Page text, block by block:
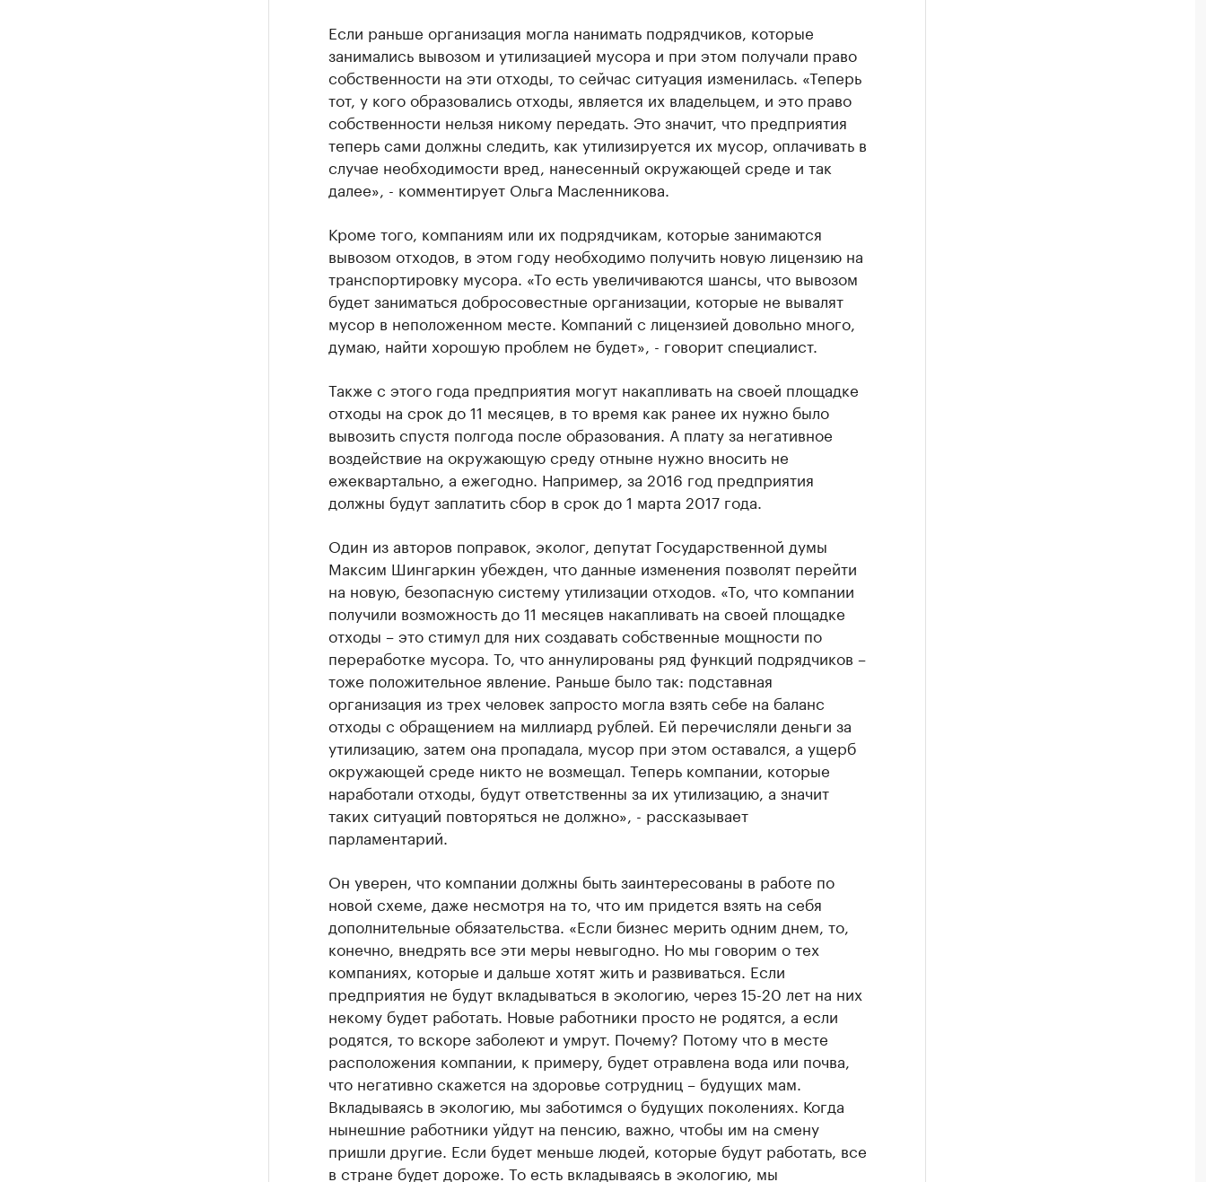
Если раньше организация могла нанимать подрядчиков, которые
занимались вывозом и утилизацией мусора и при этом получали право
собственности на эти отходы, то сейчас ситуация изменилась. «Теперь
тот, у кого образовались отходы, является их владельцем, и это право
собственности нельзя никому передать. Это значит, что предприятия
теперь сами должны следить, как утилизируется их мусор, оплачивать в
случае необходимости вред, нанесенный окружающей среде и так
далее», - комментирует Ольга Масленникова.
Кроме того, компаниям или их подрядчикам, которые занимаются
вывозом отходов, в этом году необходимо получить новую лицензию на
транспортировку мусора. «То есть увеличиваются шансы, что вывозом
будет заниматься добросовестные организации, которые не вывалят
мусор в неположенном месте. Компаний с лицензией довольно много,
думаю, найти хорошую проблем не будет», - говорит специалист.
Также с этого года предприятия могут накапливать на своей площадке
отходы на срок до 11 месяцев, в то время как ранее их нужно было
вывозить спустя полгода после образования. А плату за негативное
воздействие на окружающую среду отныне нужно вносить не
ежеквартально, а ежегодно. Например, за 2016 год предприятия
должны будут заплатить сбор в срок до 1 марта 2017 года.
Один из авторов поправок, эколог, депутат Государственной думы
Максим Шингаркин убежден, что данные изменения позволят перейти
на новую, безопасную систему утилизации отходов. «То, что компании
получили возможность до 11 месяцев накапливать на своей площадке
отходы – это стимул для них создавать собственные мощности по
переработке мусора. То, что аннулированы ряд функций подрядчиков –
тоже положительное явление. Раньше было так: подставная
организация из трех человек запросто могла взять себе на баланс
отходы с обращением на миллиард рублей. Ей перечисляли деньги за
утилизацию, затем она пропадала, мусор при этом оставался, а ущерб
окружающей среде никто не возмещал. Теперь компании, которые
наработали отходы, будут ответственны за их утилизацию, а значит
таких ситуаций повторяться не должно», - рассказывает
парламентарий.
Он уверен, что компании должны быть заинтересованы в работе по
новой схеме, даже несмотря на то, что им придется взять на себя
дополнительные обязательства. «Если бизнес мерить одним днем, то,
конечно, внедрять все эти меры невыгодно. Но мы говорим о тех
компаниях, которые и дальше хотят жить и развиваться. Если
предприятия не будут вкладываться в экологию, через 15-20 лет на них
некому будет работать. Новые работники просто не родятся, а если
родятся, то вскоре заболеют и умрут. Почему? Потому что в месте
расположения компании, к примеру, будет отравлена вода или почва,
что негативно скажется на здоровье сотрудниц – будущих мам.
Вкладываясь в экологию, мы заботимся о будущих поколениях. Когда
нынешние работники уйдут на пенсию, важно, чтобы им на смену
пришли другие. Если будет меньше людей, которые будут работать, все
в стране будет дороже. То есть вкладываясь в экологию, мы